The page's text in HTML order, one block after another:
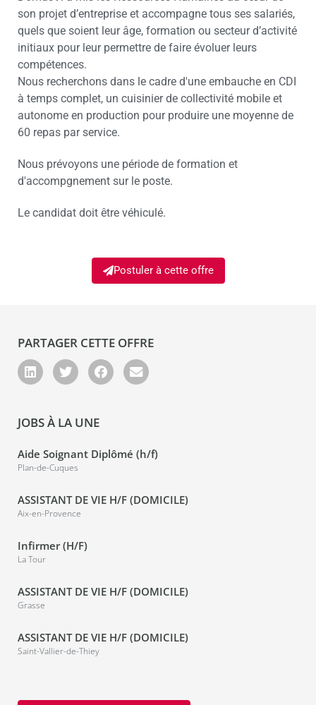
son projet d’entreprise et accompagne tous ses salariés,
quels que soient leur âge, formation ou secteur d’activité
initiaux pour leur permettre de faire évoluer leurs
compétences.
Nous recherchons dans le cadre d'une embauche en CDI
à temps complet, un cuisinier de collectivité mobile et
autonome en production pour produire une moyenne de
60 repas par service.
Nous prévoyons une période de formation et
d'accompgnement sur le poste.
Le candidat doit être véhiculé.
Postuler à cette offre
PARTAGER CETTE OFFRE
JOBS À LA UNE
Aide Soignant Diplômé (h/f)
Plan-de-Cuques
ASSISTANT DE VIE H/F (DOMICILE)
Aix-en-Provence
Infirmer (H/F)
La Tour
ASSISTANT DE VIE H/F (DOMICILE)
Grasse
ASSISTANT DE VIE H/F (DOMICILE)
Saint-Vallier-de-Thiey